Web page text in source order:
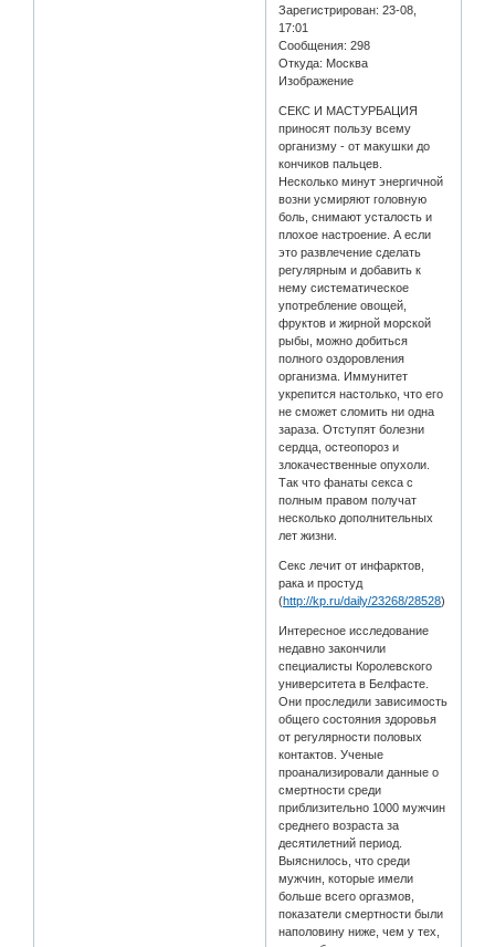
Зарегистрирован: 23-08,
17:01
Сообщения: 298
Откуда: Москва
Изображение
СЕКС И МАСТУРБАЦИЯ
приносят пользу всему
организму - от макушки до
кончиков пальцев.
Несколько минут энергичной
возни усмиряют головную
боль, снимают усталость и
плохое настроение. А если
это развлечение сделать
регулярным и добавить к
нему систематическое
употребление овощей,
фруктов и жирной морской
рыбы, можно добиться
полного оздоровления
организма. Иммунитет
укрепится настолько, что его
не сможет сломить ни одна
зараза. Отступят болезни
сердца, остеопороз и
злокачественные опухоли.
Так что фанаты секса с
полным правом получат
несколько дополнительных
лет жизни.
Секс лечит от инфарктов,
рака и простуд
(http://kp.ru/daily/23268/28528)
Интересное исследование
недавно закончили
специалисты Королевского
университета в Белфасте.
Они проследили зависимость
общего состояния здоровья
от регулярности половых
контактов. Ученые
проанализировали данные о
смертности среди
приблизительно 1000 мужчин
среднего возраста за
десятилетний период.
Выяснилось, что среди
мужчин, которые имели
больше всего оргазмов,
показатели смертности были
наполовину ниже, чем у тех,